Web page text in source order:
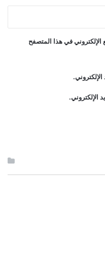
في هذا المتصفح
الإلكتروني.